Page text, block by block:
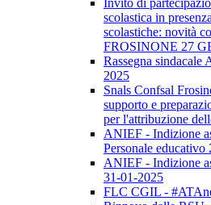
Invito di
scolastica in
scolastiche: novità
FROSINONE 27
Rassegna
2025
Snals Confsal
supporto e
per l'attribuzione
ANIEF - Indizione
Personale educativo
ANIEF - Indizione
31-01-2025
FLC CGIL -